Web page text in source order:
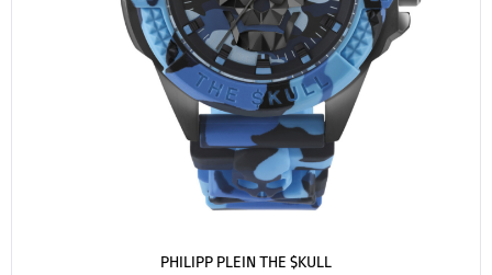
PHILIPP PLEIN THE $KULL